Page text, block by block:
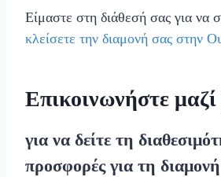
Είμαστε στη διάθεσή σας για να
κλείσετε την διαμονή σας στην
Επικοινωνήστε
για να δείτε τη
προσφορές για τη